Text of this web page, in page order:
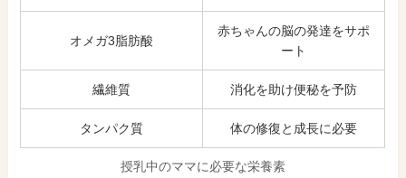
オメガ3脂肪酸
赤ちゃんの脳の発達をサポ
ート
繊維質 消化を助け便秘を予防
タンパク質 体の修復と成長に必要
授乳中のママに必要な栄養素